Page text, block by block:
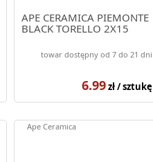
APE CERAMICA PIEMONTE
BLACK TORELLO 2X15
towar dostępny od 7 do 21 dni
6.99zł / sztukę
Ape Ceramica